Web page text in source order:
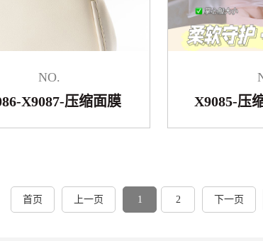
NO.
X9087-压缩面膜 X9085-压
首页 上一页 1 2 下一页